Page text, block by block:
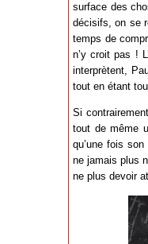
surface des
décisifs, on se
temps de
n’y croit pas !
interprètent,
tout en étant
Si
tout de même
qu’une fois
ne jamais plus
ne plus devoir